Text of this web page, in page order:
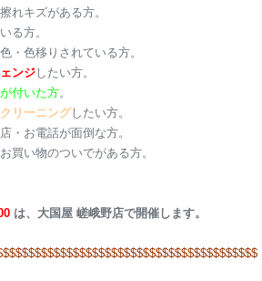
れキズがある方。
る方。
・色移りされている方。
ンジしたい方。
付いた方。
クリーニングしたい方。
・お電話が面倒な方。
買い物のついでがある方。
は、大国屋 嵯峨野店で開催します。